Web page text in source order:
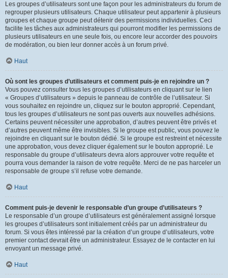
Les groupes d’utilisateurs sont une façon pour les administrateurs du forum de
regrouper plusieurs utilisateurs. Chaque utilisateur peut appartenir à plusieurs
groupes et chaque groupe peut détenir des permissions individuelles. Ceci
facilite les tâches aux administrateurs qui pourront modifier les permissions de
plusieurs utilisateurs en une seule fois, ou encore leur accorder des pouvoirs
de modération, ou bien leur donner accès à un forum privé.
Haut
Où sont les groupes d’utilisateurs et comment puis-je en rejoindre un ?
Vous pouvez consulter tous les groupes d’utilisateurs en cliquant sur le lien
« Groupes d’utilisateurs » depuis le panneau de contrôle de l’utilisateur. Si
vous souhaitez en rejoindre un, cliquez sur le bouton approprié. Cependant,
tous les groupes d’utilisateurs ne sont pas ouverts aux nouvelles adhésions.
Certains peuvent nécessiter une approbation, d’autres peuvent être privés et
d’autres peuvent même être invisibles. Si le groupe est public, vous pouvez le
rejoindre en cliquant sur le bouton dédié. Si le groupe est restreint et nécessite
une approbation, vous devez cliquer également sur le bouton approprié. Le
responsable du groupe d’utilisateurs devra alors approuver votre requête et
pourra vous demander la raison de votre requête. Merci de ne pas harceler un
responsable de groupe s’il refuse votre demande.
Haut
Comment puis-je devenir le responsable d’un groupe d’utilisateurs ?
Le responsable d’un groupe d’utilisateurs est généralement assigné lorsque
les groupes d’utilisateurs sont initialement créés par un administrateur du
forum. Si vous êtes intéressé par la création d’un groupe d’utilisateurs, votre
premier contact devrait être un administrateur. Essayez de le contacter en lui
envoyant un message privé.
Haut